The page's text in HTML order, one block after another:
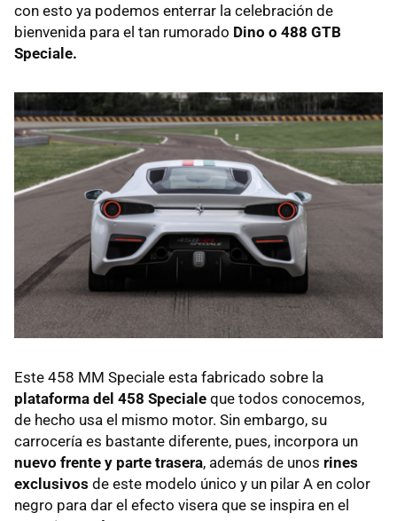
con esto ya podemos enterrar la celebración de
bienvenida para el tan rumorado Dino o 488 GTB
Speciale.
Este 458 MM Speciale esta fabricado sobre la
plataforma del 458 Speciale que todos conocemos,
de hecho usa el mismo motor. Sin embargo, su
carrocería es bastante diferente, pues, incorpora un
nuevo frente y parte trasera, además de unos rines
exclusivos de este modelo único y un pilar A en color
negro para dar el efecto visera que se inspira en el